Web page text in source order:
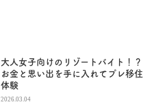
大人女子向けのリゾートバイト！？
お金と思い出を手に入れてプレ移住
体験
2026.03.04